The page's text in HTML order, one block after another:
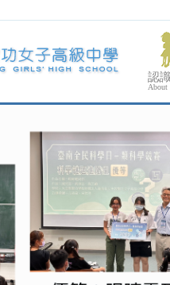
認
About